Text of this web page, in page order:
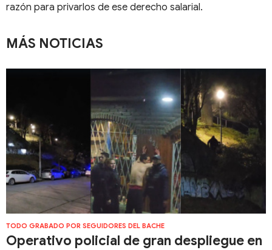
razón para privarlos de ese derecho salarial.
MÁS NOTICIAS
TODO GRABADO POR SEGUIDORES DEL BACHE
Operativo policial de gran despliegue en